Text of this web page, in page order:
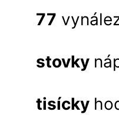
77
stovky
tisícky